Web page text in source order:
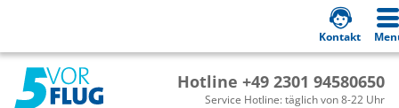
Hotline +49 2301 94580650
Service Hotline: täglich von 8-22 Uhr
Kontakt